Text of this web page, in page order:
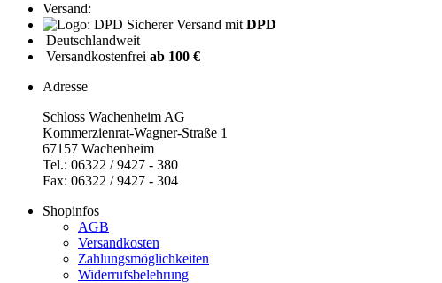
Versand:
Sicherer Versand mit DPD
Deutschlandweit
Versandkostenfrei ab 100 €
Adresse
Schloss Wachenheim AG
Kommerzienrat-Wagner-Straße 1
67157 Wachenheim
Tel.: 06322 / 9427 - 380
Fax: 06322 / 9427 - 304
Shopinfos
AGB
Versandkosten
Zahlungsmöglichkeiten
Widerrufsbelehrung